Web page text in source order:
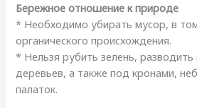
Бережное отношение к природе
* Необходимо убирать мусор, в
органического происхождения.
* Нельзя рубить зелень, разводить
деревьев, а также под кронами,
палаток.